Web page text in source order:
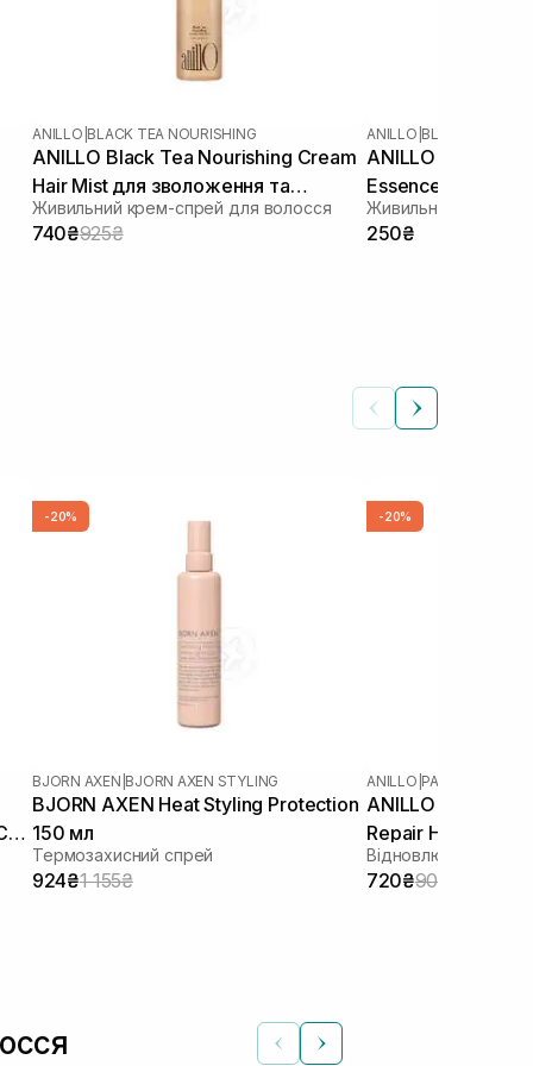
ANILLO BLACK TEA NOURISHING
ANILLO Black Tea Nourishing Cream
Hair Mist для зволоження та
розгладження волосся 70 мл
Живильний крем-спрей для волосся
740₴925₴
ANILLO BLACK TEA
ANILLO Black
Essence 10 мл
250₴
-20%
BJORN AXEN BJORN AXEN STYLING
BJORN AXEN Heat Styling Protection
150 мл
Термозахисний спрей
924₴1 155₴
-20%
ANILLO PATCHOULI
ANILLO Patchouli
Repair Hair
720₴900₴